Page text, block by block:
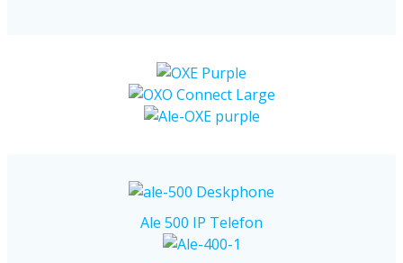
Ale 500 IP Telefon